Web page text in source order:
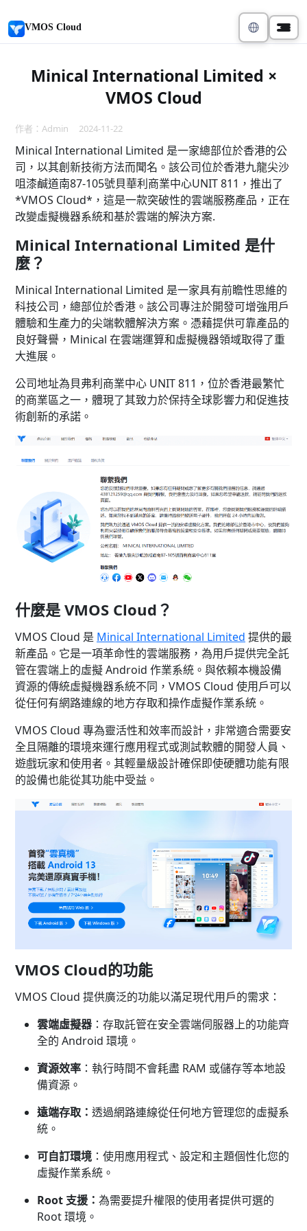
VMOS Cloud
Minical International Limited ×
VMOS Cloud
作者：Admin 2024-11-22
Minical International Limited 是一家總部位於香港的公
司，以其創新技術方法而聞名。該公司位於香港九龍尖沙
咀漆鹹道南87-105號貝華利商業中心UNIT 811，推出了
*VMOS Cloud*，這是一款突破性的雲端服務產品，正在
改變虛擬機器系統和基於雲端的解決方案.
Minical International Limited 是什
麼？
Minical International Limited 是一家具有前瞻性思維的
科技公司，總部位於香港。該公司專注於開發可增強用戶
體驗和生產力的尖端軟體解決方案。憑藉提供可靠產品的
良好聲譽，Minical 在雲端運算和虛擬機器領域取得了重
大進展。
公司地址為貝弗利商業中心 UNIT 811，位於香港最繁忙
的商業區之一，體現了其致力於保持全球影響力和促進技
術創新的承諾。
什麼是 VMOS Cloud？
VMOS Cloud 是 Minical International Limited 提供的最
新產品。它是一項革命性的雲端服務，為用戶提供完全託
管在雲端上的虛擬 Android 作業系統。與依賴本機設備
資源的傳統虛擬機器系統不同，VMOS Cloud 使用戶可以
從任何有網路連線的地方存取和操作虛擬作業系統。
VMOS Cloud 專為靈活性和效率而設計，非常適合需要安
全且隔離的環境來運行應用程式或測試軟體的開發人員、
遊戲玩家和使用者。其輕量級設計確保即使硬體功能有限
的設備也能從其功能中受益。
VMOS Cloud的功能
VMOS Cloud 提供廣泛的功能以滿足現代用戶的需求：
雲端虛擬器 ：存取託管在安全雲端伺服器上的功能齊
全的 Android 環境。
資源效率 ：執行時間不會耗盡 RAM 或儲存等本地設
備資源。
遠端存取： 透過網路連線從任何地方管理您的虛擬系
統。
可自訂環境 ：使用應用程式、設定和主題個性化您的
虛擬作業系統。
Root 支援： 為需要提升權限的使用者提供可選的
Root 環境。